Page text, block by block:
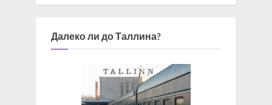
Далеко ли до Таллина?